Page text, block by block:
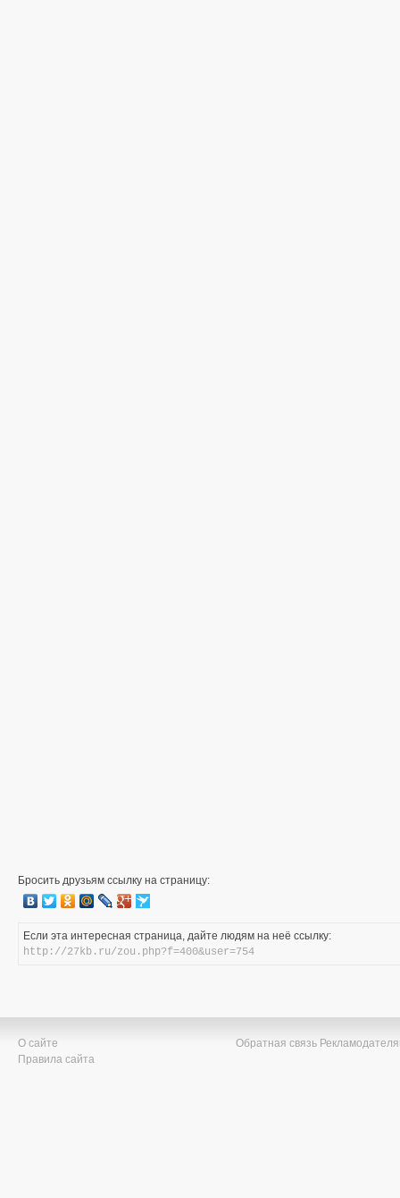
Бросить друзьям ссылку на страницу:
Если эта интересная страница, дайте людям на неё ссылку:
http://27kb.ru/zou.php?f=400&user=754
О сайте
Правила сайта
Обратная связь